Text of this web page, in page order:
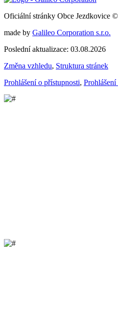
Oficiální stránky Obce Jezdkovice
made by Galileo Corporation s.r.o.
Poslední aktualizace: 03.08.2026
Změna vzhledu, Struktura stránek
Prohlášení o přístupnosti,